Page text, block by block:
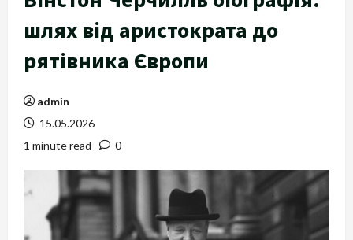
шлях від аристократа до
рятівника Європи
admin
15.05.2026
1 minute read
0